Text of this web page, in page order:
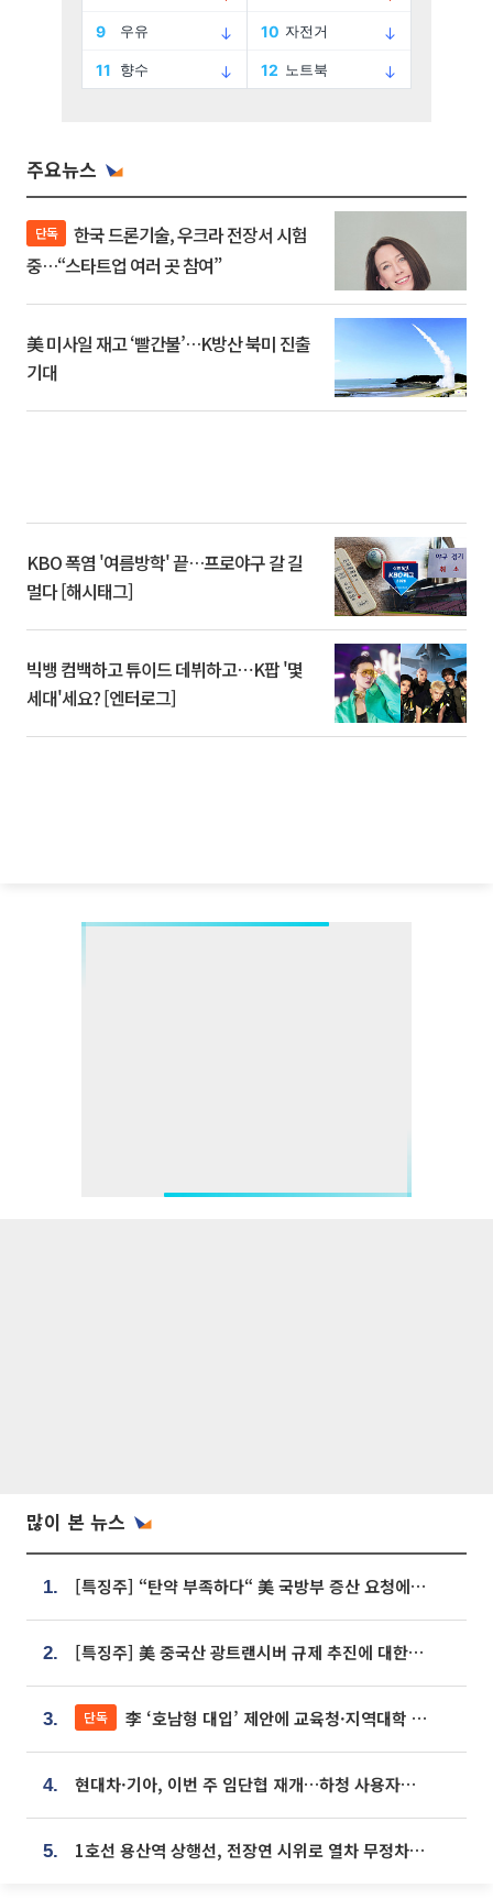
주요뉴스
단독
중…“스타트업 여러 곳 참여”
美 미사일 재고 ‘빨간불’…K방산 북미 진출
기대
KBO 폭염 '여름방학' 끝…프로야구 갈 길
멀다 [해시태그]
빅뱅 컴백하고 튜이드 데뷔하고⋯K팝 '몇
세대'세요? [엔터로그]
많이 본 뉴스
1. [특징주] “탄약 부족하다“ 美 국방부 증산 요청에⋯국내 방산주 급등세
2. [특징주] 美 중국산 광트랜시버 규제 추진에 대한광통신 등 광통신株 강세
3. 단독 李 ‘호남형 대입’ 제안에 교육청·지역대학 서·논술형 입시 연계 '착수'
4. 현대차·기아, 이번 주 임단협 재개…하청 사용자성 재심도 ‘변수’
5. 1호선 용산역 상행선, 전장연 시위로 열차 무정차 운행